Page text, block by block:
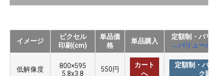
イメージ
ピクセル
印刷(cm)
単品価
格
単品購入
定額制・バリ
→バリューパ
低解像度
800×595
5.8x3.8
550円
カート
へ
定額制・バリ
ク購